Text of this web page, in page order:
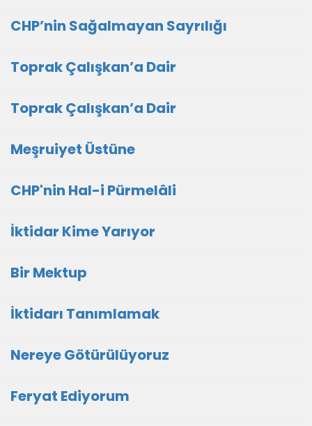
CHP’nin Sağalmayan Sayrılığı
Toprak Çalışkan’a Dair
Toprak Çalışkan’a Dair
Meşruiyet Üstüne
CHP'nin Hal-i Pürmelâli
İktidar Kime Yarıyor
Bir Mektup
İktidarı Tanımlamak
Nereye Götürülüyoruz
Feryat Ediyorum